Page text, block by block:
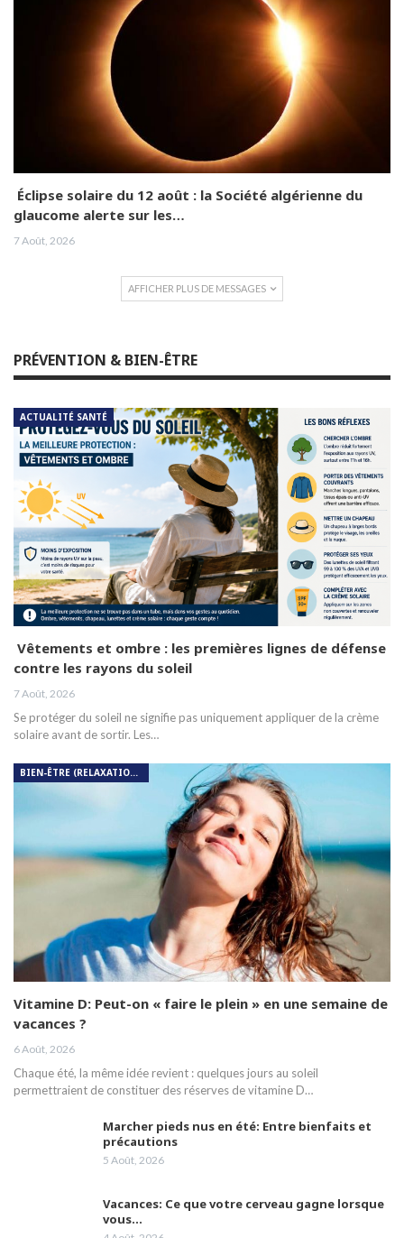
Éclipse solaire du 12 août : la Société algérienne du
glaucome alerte sur les…
7 Août, 2026
AFFICHER PLUS DE MESSAGES
PRÉVENTION & BIEN-ÊTRE
ACTUALITÉ SANTÉ
Vêtements et ombre : les premières lignes de défense
contre les rayons du soleil
7 Août, 2026
Se protéger du soleil ne signifie pas uniquement appliquer de la crème
solaire avant de sortir. Les…
BIEN-ÊTRE (RELAXATION, MÉDITATION, SOIN DU CORPS)
Vitamine D: Peut-on « faire le plein » en une semaine de
vacances ?
6 Août, 2026
Chaque été, la même idée revient : quelques jours au soleil
permettraient de constituer des réserves de vitamine D…
Marcher pieds nus en été: Entre bienfaits et
précautions
5 Août, 2026
Vacances: Ce que votre cerveau gagne lorsque
vous…